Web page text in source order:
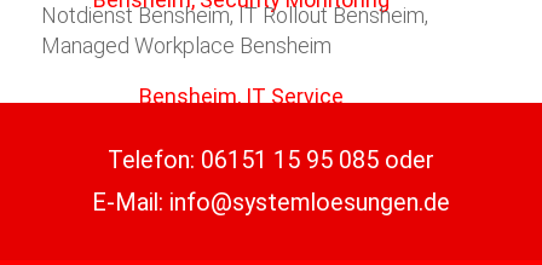
Notdienst Bensheim, IT Rollout Bensheim,
Managed Workplace Bensheim
Telefon: 06151 15 95 085 oder
E-Mail: info@systemloesungen.de